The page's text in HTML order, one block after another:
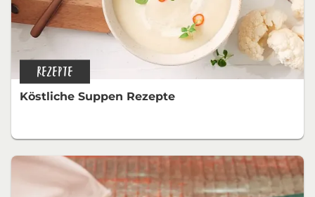
REZEPTE
Köstliche Suppen Rezepte